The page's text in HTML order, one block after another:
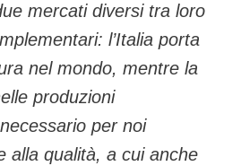
mercati diversi tra loro
l’Italia porta
nel mondo, mentre la
produzioni
per noi
alla qualità, a cui anche